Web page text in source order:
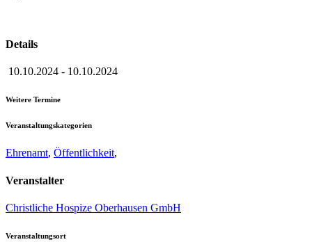
Details
10.10.2024 - 10.10.2024
Weitere Termine
Veranstaltungskategorien
Ehrenamt, Öffentlichkeit,
Veranstalter
Christliche Hospize Oberhausen GmbH
Veranstaltungsort